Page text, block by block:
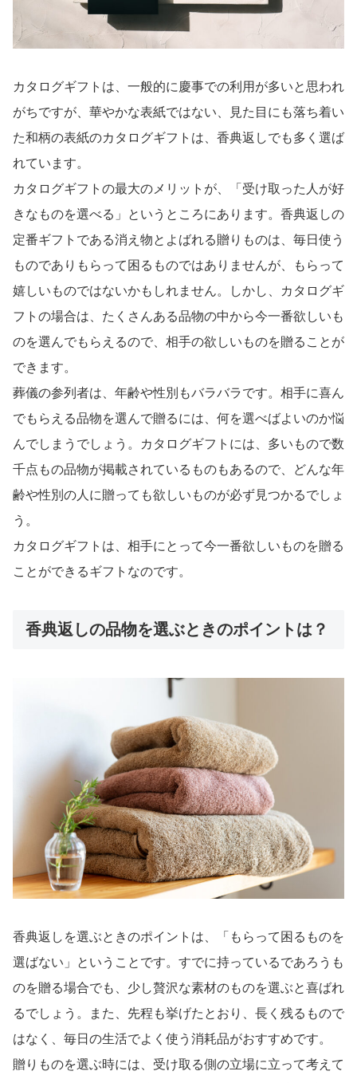
カタログギフトは、一般的に慶事での利用が多いと思われ
がちですが、華やかな表紙ではない、見た目にも落ち着い
た和柄の表紙のカタログギフトは、香典返しでも多く選ば
れています。
カタログギフトの最大のメリットが、「受け取った人が好
きなものを選べる」というところにあります。香典返しの
定番ギフトである消え物とよばれる贈りものは、毎日使う
ものでありもらって困るものではありませんが、もらって
嬉しいものではないかもしれません。しかし、カタログギ
フトの場合は、たくさんある品物の中から今一番欲しいも
のを選んでもらえるので、相手の欲しいものを贈ることが
できます。
葬儀の参列者は、年齢や性別もバラバラです。相手に喜ん
でもらえる品物を選んで贈るには、何を選べばよいのか悩
んでしまうでしょう。カタログギフトには、多いもので数
千点もの品物が掲載されているものもあるので、どんな年
齢や性別の人に贈っても欲しいものが必ず見つかるでしょ
う。
カタログギフトは、相手にとって今一番欲しいものを贈る
ことができるギフトなのです。
香典返しの品物を選ぶときのポイントは？
香典返しを選ぶときのポイントは、「もらって困るものを
選ばない」ということです。すでに持っているであろうも
のを贈る場合でも、少し贅沢な素材のものを選ぶと喜ばれ
るでしょう。また、先程も挙げたとおり、長く残るもので
はなく、毎日の生活でよく使う消耗品がおすすめです。
贈りものを選ぶ時には、受け取る側の立場に立って考えて